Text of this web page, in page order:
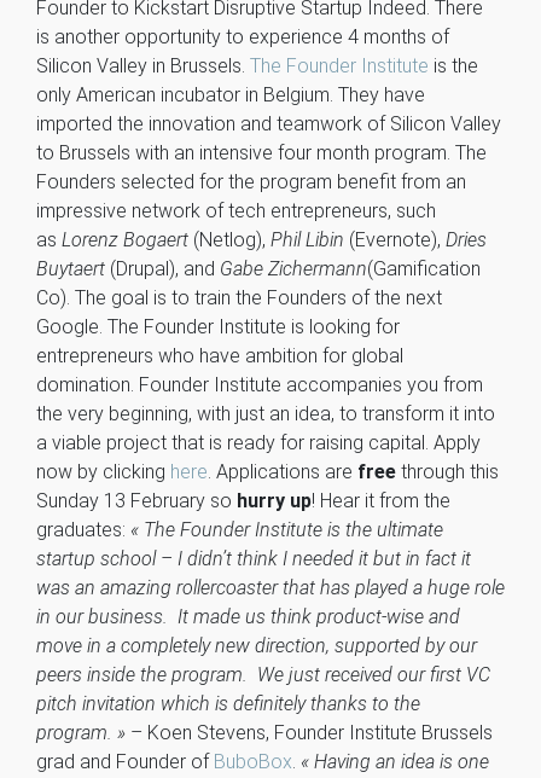
Founder to Kickstart Disruptive Startup Indeed. There
is another opportunity to experience 4 months of
Silicon Valley in Brussels. The Founder Institute is the
only American incubator in Belgium. They have
imported the innovation and teamwork of Silicon Valley
to Brussels with an intensive four month program. The
Founders selected for the program benefit from an
impressive network of tech entrepreneurs, such
as Lorenz Bogaert (Netlog), Phil Libin (Evernote), Dries
Buytaert (Drupal), and Gabe Zichermann(Gamification
Co). The goal is to train the Founders of the next
Google. The Founder Institute is looking for
entrepreneurs who have ambition for global
domination. Founder Institute accompanies you from
the very beginning, with just an idea, to transform it into
a viable project that is ready for raising capital. Apply
now by clicking here. Applications are free through this
Sunday 13 February so hurry up! Hear it from the
graduates: « The Founder Institute is the ultimate
startup school – I didn’t think I needed it but in fact it
was an amazing rollercoaster that has played a huge role
in our business. It made us think product-wise and
move in a completely new direction, supported by our
peers inside the program. We just received our first VC
pitch invitation which is definitely thanks to the
program. » – Koen Stevens, Founder Institute Brussels
grad and Founder of BuboBox. « Having an idea is one